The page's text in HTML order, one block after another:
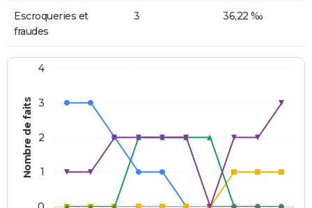
Escroqueries et
fraudes
3 36,22 ‰
Nombre de faits 1
2
3
4